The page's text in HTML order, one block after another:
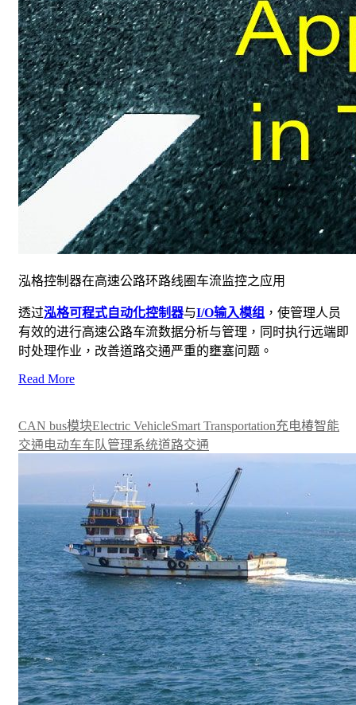
泓格控制器在高速公路环路线圈车流监控之应用
透过泓格可程式自动化控制器与I/O输入模组 ，使管理人员
有效的进行高速公路车流数据分析与管理，同时执行远端即
时处理作业，改善道路交通严重的壅塞问题。
Read More
CAN bus模块Electric VehicleSmart Transportation充电椿智能
交通电动车车队管理系统道路交通